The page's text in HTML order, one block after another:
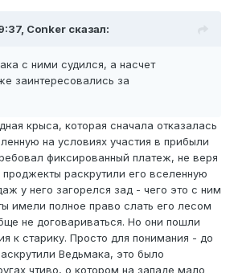
Conker сказал:
с ними судился, а насчет
заинтересовались за
крыса, которая сначала отказалась
на условиях участия в прибыли
фиксированный платеж, не веря
раскрутили его вселенную
у него загорелся зад - чего это с ним
имели полное право слать его лесом
не договариваться. Но они пошли
к старику. Просто для понимания - до
Ведьмака, это было
чтиво, о котором на западе мало